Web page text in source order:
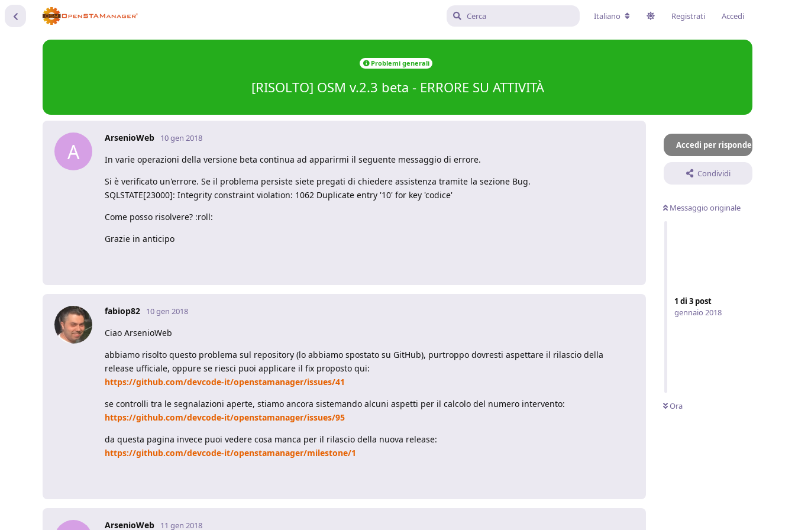
Italiano Registrati Accedi
Problemi generali
[RISOLTO] OSM v.2.3 beta - ERRORE SU ATTIVITÀ
Accedi per rispondere
Condividi
Messaggio originale
1 di 3 post
gennaio 2018
Ora
A
ArsenioWeb 10 gen 2018
In varie operazioni della versione beta continua ad apparirmi il seguente messaggio di errore.
Si è verificato un'errore. Se il problema persiste siete pregati di chiedere assistenza tramite la sezione Bug.
SQLSTATE[23000]: Integrity constraint violation: 1062 Duplicate entry '10' for key 'codice'
Come posso risolvere? :roll:
Grazie in anticipo
fabiop82 10 gen 2018
Ciao ArsenioWeb
abbiamo risolto questo problema sul repository (lo abbiamo spostato su GitHub), purtroppo dovresti aspettare il rilascio della
release ufficiale, oppure se riesci puoi applicare il fix proposto qui:
https://github.com/devcode-it/openstamanager/issues/41
se controlli tra le segnalazioni aperte, stiamo ancora sistemando alcuni aspetti per il calcolo del numero intervento:
https://github.com/devcode-it/openstamanager/issues/95
da questa pagina invece puoi vedere cosa manca per il rilascio della nuova release:
https://github.com/devcode-it/openstamanager/milestone/1
ArsenioWeb 11 gen 2018